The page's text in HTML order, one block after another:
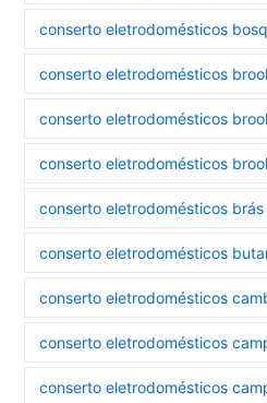
conserto eletrodomésticos
conserto eletrodomésticos
conserto eletrodomésticos
conserto eletrodomésticos
conserto eletrodomésticos brás
conserto eletrodomésticos
conserto eletrodomésticos
conserto eletrodomésticos
conserto eletrodomésticos